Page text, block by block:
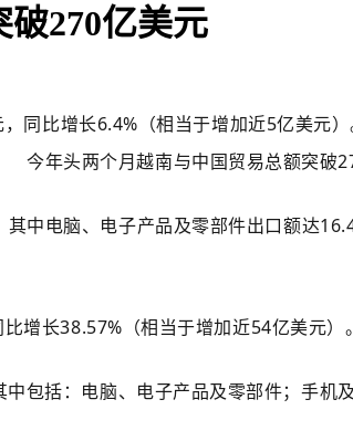
270亿美元
同比增长6.4%（相当于增加近5亿美元）
中电脑、电子产品及零部件出口额达
增长38.57%（相当于增加近54亿美元）。
包括：电脑、电子产品及零部件；手机